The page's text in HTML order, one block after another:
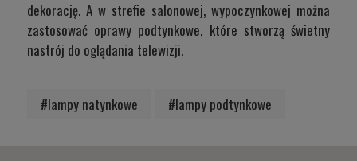
dekorację. A w strefie salonowej, wypoczynkowej można
zastosować oprawy podtynkowe, które stworzą świetny
nastrój do oglądania telewizji.
#lampy natynkowe #lampy podtynkowe